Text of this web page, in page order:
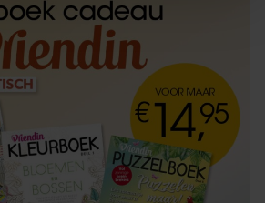
functies voor social media te bieden
te analyseren. Ook delen we
van onze site met onze
media, adverteren en analyse. Deze
gegevens combineren met andere
ze heeft verstrekt of die ze hebben
van uw gebruik van hun services. U
cookies als u onze website blijft